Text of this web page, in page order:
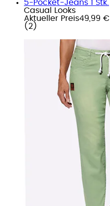
5-Pocket-Jeans 1 Stk.
Casual Looks
Aktueller Preis49,99 €
( 2 )